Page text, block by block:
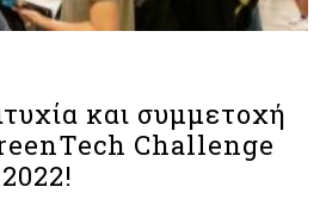
και συμμετοχή
Challenge